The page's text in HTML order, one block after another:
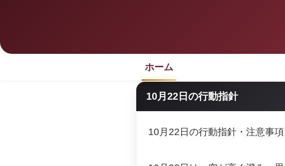
ホーム
10月22日の行動指針
10月22日の行動指針・注意事項